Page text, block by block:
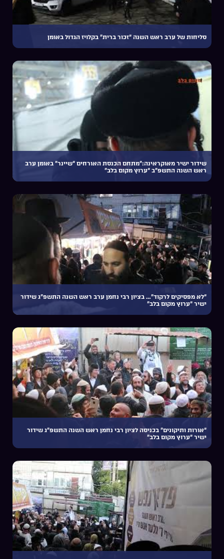
סליחות של ערב ראש השנה “זכור ברית” בקלויז הגדול באומן
שידור ישיר מאוקראינה:”מתחם הכנסת האורחים “שיינר” באומן ערב
ראש השנה התשפ”ב “ערוץ מקום בלב”
“לא מפסיקים לרקוד”… בציון רבי נחמן ערב ראש השנה התשפ”ג שידור
ישיר “ערוץ מקום בלב”
“אורות ותיקונים” בכניסה לציון רבי נחמן ראש השנה התשפ”ג שידור
ישיר “ערוץ מקום בלב”